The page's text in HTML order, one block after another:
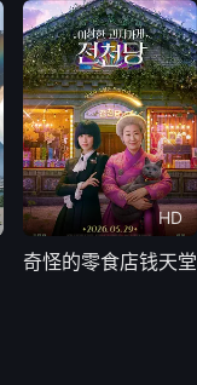
HD
奇怪的零食店钱天堂